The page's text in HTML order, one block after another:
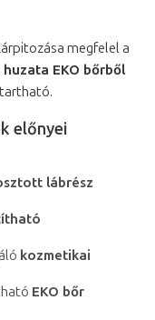
megfelel a
huzata EKO bőrből
előnyei
lábrész
kozmetikai
EKO bőr